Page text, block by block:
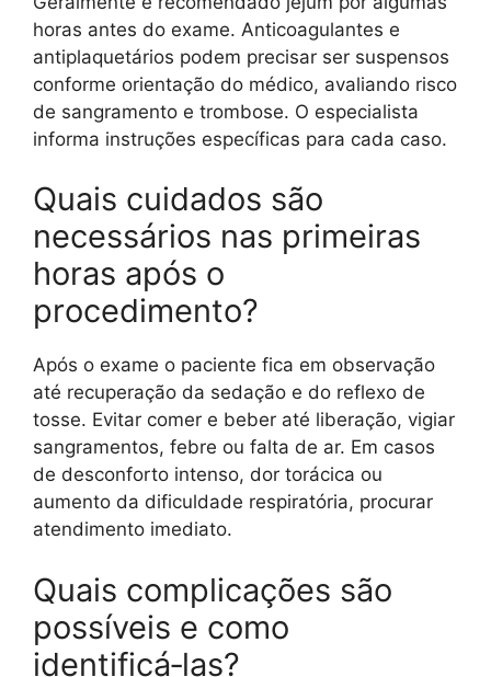
horas antes do exame. Anticoagulantes e
antiplaquetários podem precisar ser suspensos
conforme orientação do médico, avaliando risco
de sangramento e trombose. O especialista
informa instruções específicas para cada caso.
Quais cuidados são
necessários nas primeiras
horas após o
procedimento?
Após o exame o paciente fica em observação
até recuperação da sedação e do reflexo de
tosse. Evitar comer e beber até liberação, vigiar
sangramentos, febre ou falta de ar. Em casos
de desconforto intenso, dor torácica ou
aumento da dificuldade respiratória, procurar
atendimento imediato.
Quais complicações são
possíveis e como
identificá‑las?